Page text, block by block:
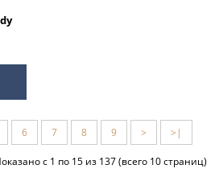
6 7 8 9 > >|
с 1 по 15 из 137 (всего 10 страниц)